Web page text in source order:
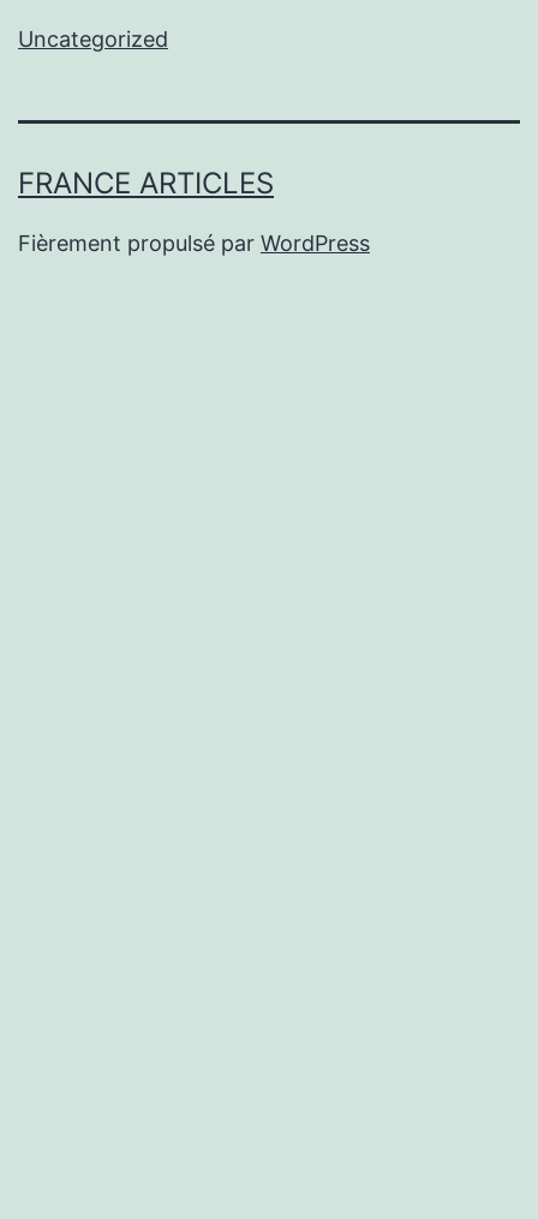
Uncategorized
FRANCE ARTICLES
Fièrement propulsé par WordPress